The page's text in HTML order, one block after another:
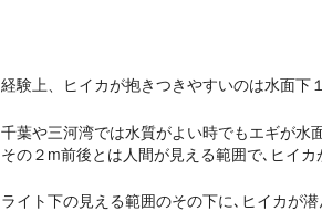
経験上、ヒイカが抱きつきやすいのは水面下
千葉や三河湾では水質がよい時でもエギが水
その２m前後とは人間が見える範囲で､ヒイ
ライト下の見える範囲のその下に､ヒイカが